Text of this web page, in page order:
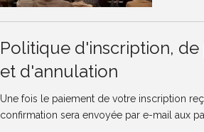
Politique d'inscription,
et d'annulation
Une fois le paiement de votre inscription
confirmation sera envoyée par e-mail aux